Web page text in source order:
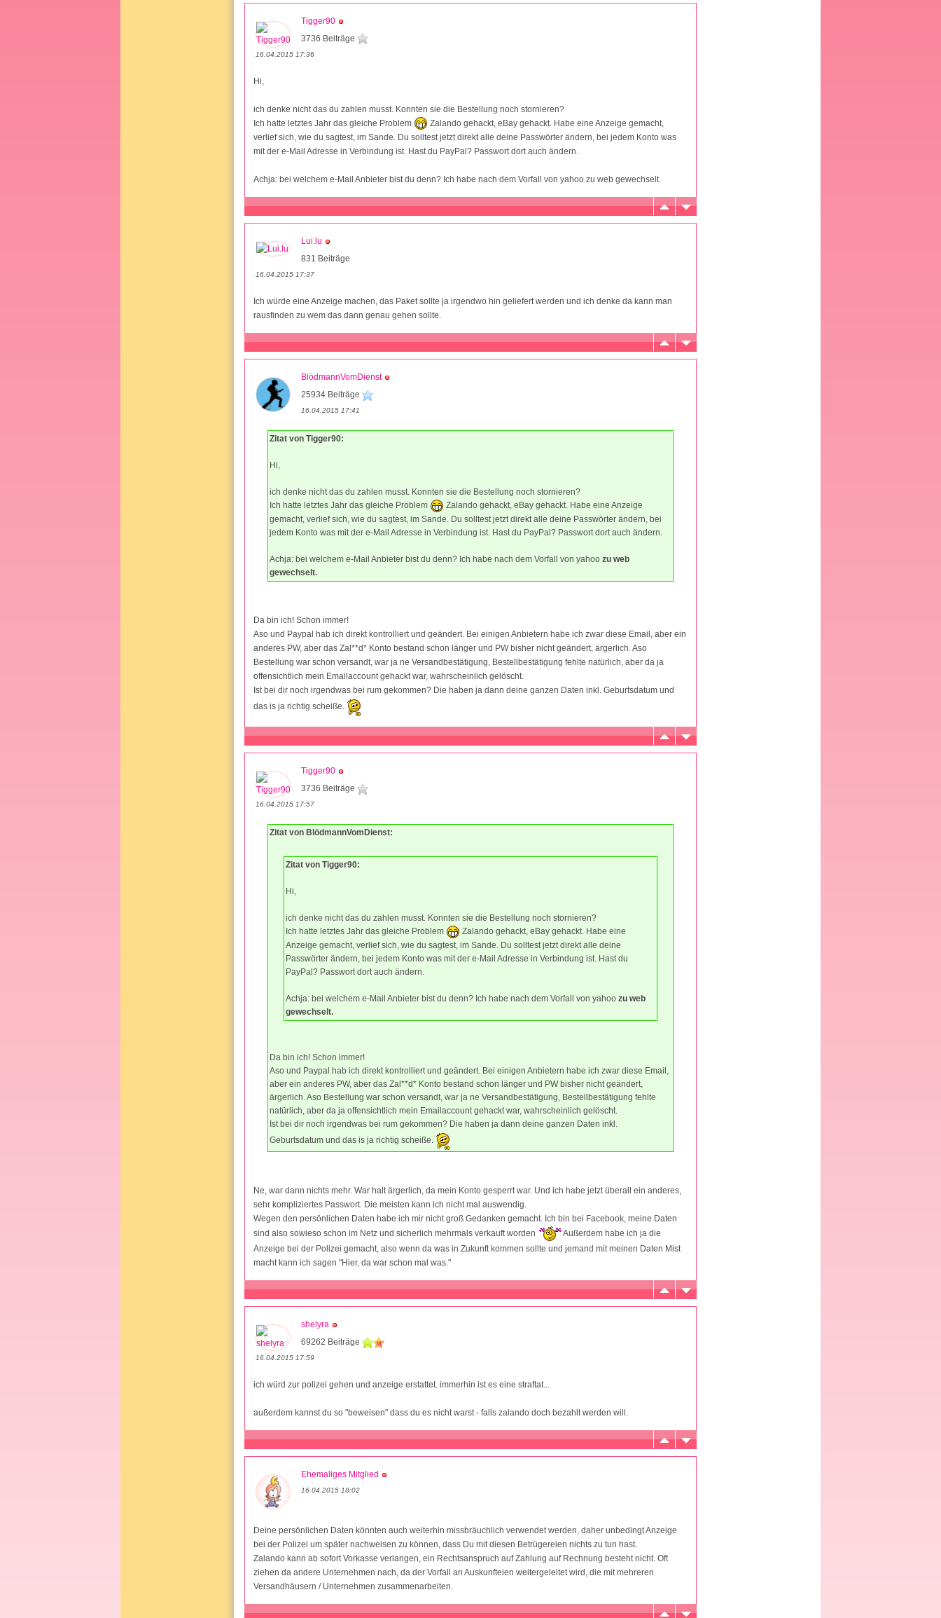
Tigger90
3736 Beiträge
16.04.2015 17:36
Hi,
ich denke nicht das du zahlen musst. Konnten sie die Bestellung noch stornieren?
Ich hatte letztes Jahr das gleiche Problem
Zalando gehackt, eBay gehackt. Habe eine Anzeige gemacht,
verlief sich, wie du sagtest, im Sande. Du solltest jetzt direkt alle deine Passwörter ändern, bei jedem Konto was
mit der e-Mail Adresse in Verbindung ist. Hast du PayPal? Passwort dort auch ändern.
Achja: bei welchem e-Mail Anbieter bist du denn? Ich habe nach dem Vorfall von yahoo zu web gewechselt.
Lui.lu
831 Beiträge
16.04.2015 17:37
Ich würde eine Anzeige machen, das Paket sollte ja irgendwo hin geliefert werden und ich denke da kann man
rausfinden zu wem das dann genau gehen sollte.
BlödmannVomDienst
25934 Beiträge
16.04.2015 17:41
Zitat von Tigger90:
Hi,
ich denke nicht das du zahlen musst. Konnten sie die Bestellung noch stornieren?
Ich hatte letztes Jahr das gleiche Problem
Zalando gehackt, eBay gehackt. Habe eine Anzeige
gemacht, verlief sich, wie du sagtest, im Sande. Du solltest jetzt direkt alle deine Passwörter ändern, bei
jedem Konto was mit der e-Mail Adresse in Verbindung ist. Hast du PayPal? Passwort dort auch ändern.
Achja: bei welchem e-Mail Anbieter bist du denn? Ich habe nach dem Vorfall von yahoo zu web
gewechselt.
Da bin ich! Schon immer!
Aso und Paypal hab ich direkt kontrolliert und geändert. Bei einigen Anbietern habe ich zwar diese Email, aber ein
anderes PW, aber das Zal**d* Konto bestand schon länger und PW bisher nicht geändert, ärgerlich. Aso
Bestellung war schon versandt, war ja ne Versandbestätigung, Bestellbestätigung fehlte natürlich, aber da ja
offensichtlich mein Emailaccount gehackt war, wahrscheinlich gelöscht.
Ist bei dir noch irgendwas bei rum gekommen? Die haben ja dann deine ganzen Daten inkl. Geburtsdatum und
das is ja richtig scheiße.
Tigger90
3736 Beiträge
16.04.2015 17:57
Zitat von BlödmannVomDienst:
Zitat von Tigger90:
Hi,
ich denke nicht das du zahlen musst. Konnten sie die Bestellung noch stornieren?
Ich hatte letztes Jahr das gleiche Problem
Zalando gehackt, eBay gehackt. Habe eine
Anzeige gemacht, verlief sich, wie du sagtest, im Sande. Du solltest jetzt direkt alle deine
Passwörter ändern, bei jedem Konto was mit der e-Mail Adresse in Verbindung ist. Hast du
PayPal? Passwort dort auch ändern.
Achja: bei welchem e-Mail Anbieter bist du denn? Ich habe nach dem Vorfall von yahoo zu web
gewechselt.
Da bin ich! Schon immer!
Aso und Paypal hab ich direkt kontrolliert und geändert. Bei einigen Anbietern habe ich zwar diese Email,
aber ein anderes PW, aber das Zal**d* Konto bestand schon länger und PW bisher nicht geändert,
ärgerlich. Aso Bestellung war schon versandt, war ja ne Versandbestätigung, Bestellbestätigung fehlte
natürlich, aber da ja offensichtlich mein Emailaccount gehackt war, wahrscheinlich gelöscht.
Ist bei dir noch irgendwas bei rum gekommen? Die haben ja dann deine ganzen Daten inkl.
Geburtsdatum und das is ja richtig scheiße.
Ne, war dann nichts mehr. War halt ärgerlich, da mein Konto gesperrt war. Und ich habe jetzt überall ein anderes,
sehr kompliziertes Passwort. Die meisten kann ich nicht mal auswendig.
Wegen den persönlichen Daten habe ich mir nicht groß Gedanken gemacht. Ich bin bei Facebook, meine Daten
sind also sowieso schon im Netz und sicherlich mehrmals verkauft worden
Außerdem habe ich ja die
Anzeige bei der Polizei gemacht, also wenn da was in Zukunft kommen sollte und jemand mit meinen Daten Mist
macht kann ich sagen "Hier, da war schon mal was."
shelyra
69262 Beiträge
16.04.2015 17:59
ich würd zur polizei gehen und anzeige erstattet. immerhin ist es eine straftat...
außerdem kannst du so "beweisen" dass du es nicht warst - falls zalando doch bezahlt werden will.
Ehemaliges Mitglied
16.04.2015 18:02
Deine persönlichen Daten könnten auch weiterhin missbräuchlich verwendet werden, daher unbedingt Anzeige
bei der Polizei um später nachweisen zu können, dass Du mit diesen Betrügereien nichts zu tun hast.
Zalando kann ab sofort Vorkasse verlangen, ein Rechtsanspruch auf Zahlung auf Rechnung besteht nicht. Oft
ziehen da andere Unternehmen nach, da der Vorfall an Auskunfteien weitergeleitet wird, die mit mehreren
Versandhäusern / Unternehmen zusammenarbeiten.